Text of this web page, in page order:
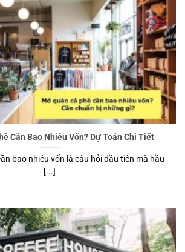
Cần Bao Nhiêu Vốn? Dự Toán Chi Tiết
bao nhiêu vốn là câu hỏi đầu tiên mà hầu
[...]